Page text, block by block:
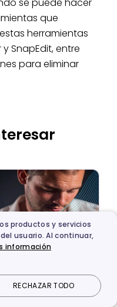
que
herramientas
SnapEdit, entre
para eliminar
productos y servicios
usuario. Al continuar,
información
RECHAZAR TODO